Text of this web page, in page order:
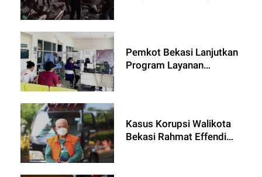
Pemkot Bekasi Lanjutkan
Program Layanan
Kasus Korupsi Walikota
Bekasi Rahmat Effendi